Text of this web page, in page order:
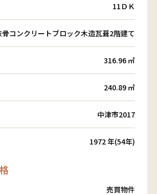
11ＤＫ
骨コンクリートブロック木造瓦葺2階建て
316.96 ㎡
240.89 ㎡
中津市2017
1972 年(54年)
売買物件